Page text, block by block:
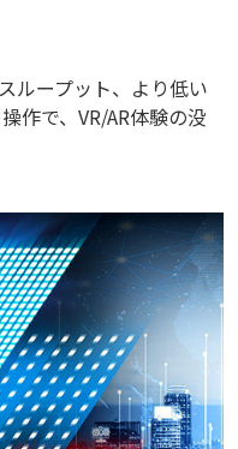
ループット、より低い
作で、VR/AR体験の没